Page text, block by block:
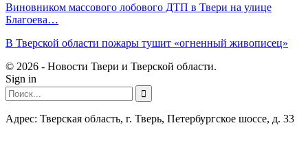
Виновником массового лобового ДТП в Твери на улице
Благоева…
В Тверской области пожары тушит «огненный живописец»
© 2026 - Новости Твери и Тверской области.
Sign in
Адрес: Тверская область, г. Тверь, Петербургское шоссе, д. 33